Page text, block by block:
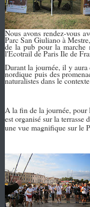
Nous avons rendez-vous
Parc San Giuliano à
de la pub pour la marche
l'Ecotrail de Paris Ile de
Durant la journée, il y
nordique puis des
naturalistes dans le
A la fin de la journée, pour
est organisé sur la terrasse
une vue magnifique sur le